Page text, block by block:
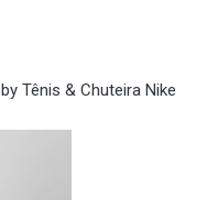
by Tênis & Chuteira Nike